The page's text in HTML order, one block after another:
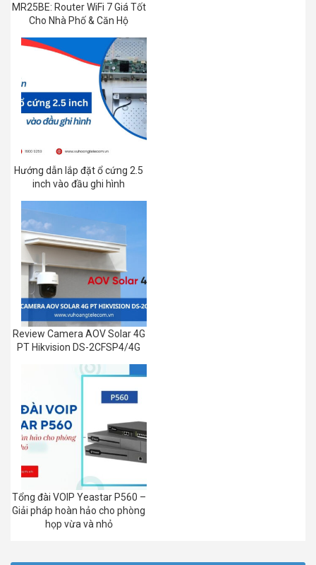
MR25BE: Router WiFi 7 Giá Tốt
Cho Nhà Phố & Căn Hộ
Hướng dẫn lắp đặt ổ cứng 2.5
inch vào đầu ghi hình
Review Camera AOV Solar 4G
PT Hikvision DS-2CFSP4/4G
Tổng đài VOIP Yeastar P560 –
Giải pháp hoàn hảo cho phòng
họp vừa và nhỏ